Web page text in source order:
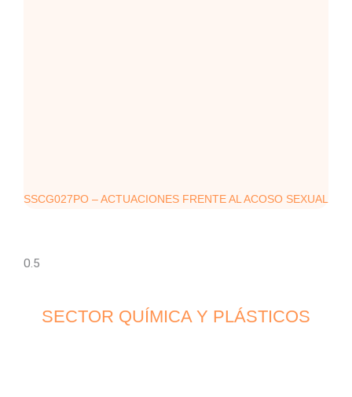
SSCG027PO – ACTUACIONES FRENTE AL ACOSO SEXUAL
SECTOR QUÍMICA Y PLÁSTICOS